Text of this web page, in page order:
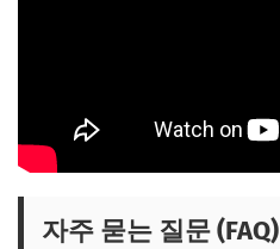
자주 묻는 질문 (FAQ)